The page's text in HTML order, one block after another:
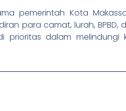
pemerintah Kota
para camat, lurah, BPBD,
prioritas dalam melindungi